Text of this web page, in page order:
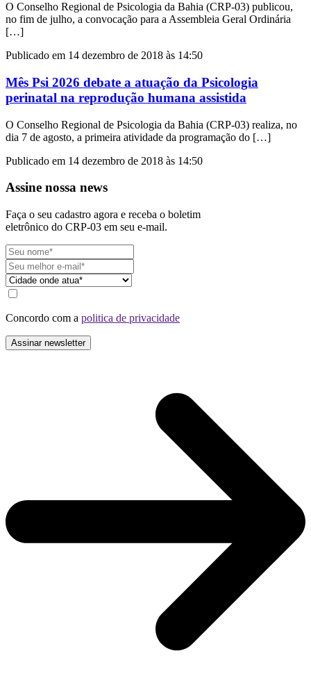
O Conselho Regional de Psicologia da Bahia (CRP-03) publicou,
no fim de julho, a convocação para a Assembleia Geral Ordinária
[…]
Publicado em 14 dezembro de 2018 às 14:50
Mês Psi 2026 debate a atuação da Psicologia
perinatal na reprodução humana assistida
O Conselho Regional de Psicologia da Bahia (CRP-03) realiza, no
dia 7 de agosto, a primeira atividade da programação do […]
Publicado em 14 dezembro de 2018 às 14:50
Assine nossa news
Faça o seu cadastro agora e receba o boletim
eletrônico do CRP-03 em seu e-mail.
Concordo com a politica de privacidade